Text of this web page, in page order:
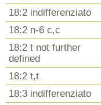
18:2 indifferenziato
18:2 n-6 c,c
18:2 t not further
defined
18:2 t,t
18:3 indifferenziato